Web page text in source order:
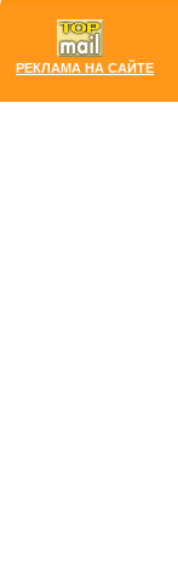
РЕКЛАМА НА САЙТЕ